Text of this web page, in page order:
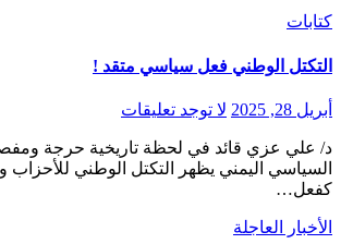
كتابات
التكتل الوطني فعل سياسي متقد !
أبريل 28, 2025 لا توجد تعليقات
د/ علي عزي قائد في لحظة تاريخية حرجة ومفصلية في المشهد
السياسي اليمني يظهر التكتل الوطني للأحزاب
كفعل…
الأخبار العاجلة